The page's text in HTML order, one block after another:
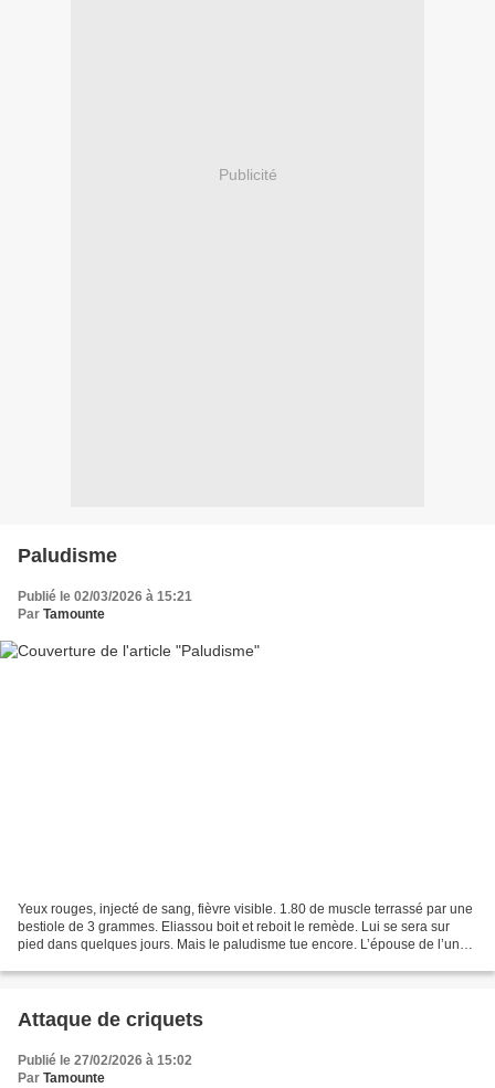
Publicité
Paludisme
Publié le 02/03/2026 à 15:21
Par Tamounte
Yeux rouges, injecté de sang, fièvre visible. 1.80 de muscle terrassé par une
bestiole de 3 grammes. Eliassou boit et reboit le remède. Lui se sera sur
pied dans quelques jours. Mais le paludisme tue encore. L’épouse de l’un
Attaque de criquets
Publié le 27/02/2026 à 15:02
Par Tamounte